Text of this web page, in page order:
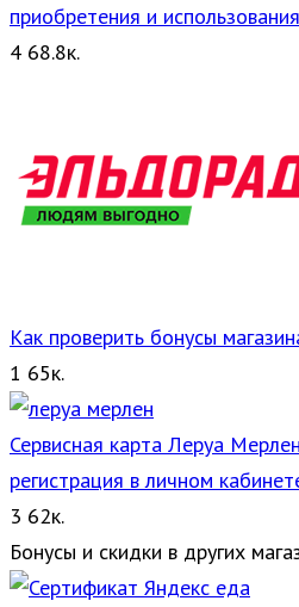
приобретения и использования
4 68.8к.
Как проверить бонусы
1 65к.
Сервисная карта Леруа
регистрация в личном
3 62к.
Бонусы и скидки в других